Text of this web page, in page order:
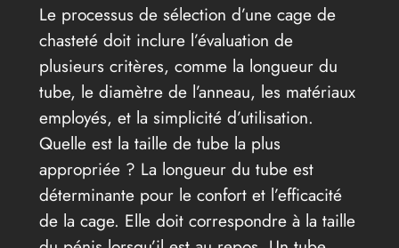
Le processus de sélection d’une cage de
chasteté doit inclure l’évaluation de
plusieurs critères, comme la longueur du
tube, le diamètre de l’anneau, les matériaux
employés, et la simplicité d’utilisation.
Quelle est la taille de tube la plus
appropriée ? La longueur du tube est
déterminante pour le confort et l’efficacité
de la cage. Elle doit correspondre à la taille